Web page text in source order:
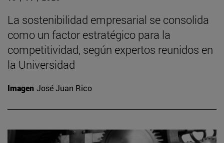
La sostenibilidad empresarial se consolida
como un factor estratégico para la
competitividad, según expertos reunidos en
la Universidad
Imagen José Juan Rico